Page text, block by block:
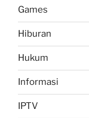
Games
Hiburan
Hukum
Informasi
IPTV